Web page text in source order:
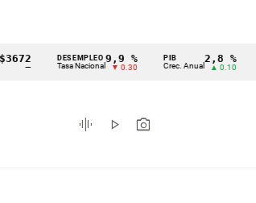
Cintillo
indicadores
económicos
DESEMPLEO
Tasa Nacional
9,9 %
▼ 0.30
PIB
Crec. Anual
2,8 %
▲ 0.10
TRM
Tasa
graphic_eq play_arrow photo_camera